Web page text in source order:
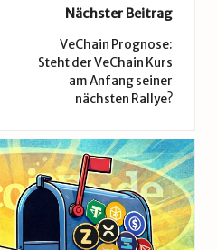
Nächster Beitrag
VeChain Prognose:
Steht der VeChain Kurs
am Anfang seiner
nächsten Rallye?